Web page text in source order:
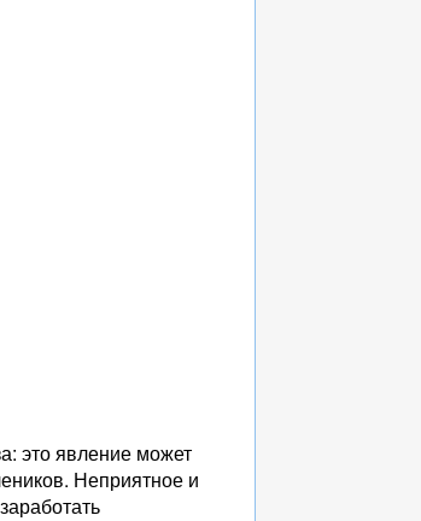
это явление может
Неприятное и